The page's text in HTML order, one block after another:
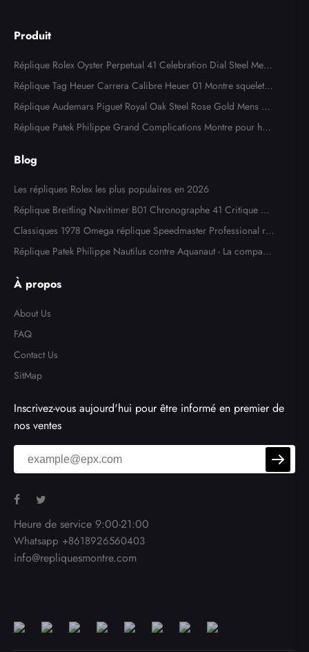
Produit
Réplique Rolex Oyster Perpetual 41 Celebration Dial Steel Mens
Watch 124300
Réplique Tag Heuer Carrera Calibre Heuer 01 Montre squelette
en acier or rose CAR205A
Réplique Audemars Piguet Royal Oak Steel Rose Gold Mens W
atch 15400SR
Réplique Patek Philippe Grand Complications Montre pour ho
Blog
Les répliques Rolex les plus populaires en 2026
Réplique Breitling Navitimer B01 Chronographe 41 Critique de
la montre
Classiques 1978 Omega réplique Speedmaster Professional ré
f. 145,022
Réplique Patek Philippe Nautilus contre Aquanaut - La comparai
À propos
About Us
FAQ
Contact Us
SitMap
Inscrivez-vous aujourd'hui pour être informé en premier de
nos ventes
Heure de service 9:00-21:00
Whatsapp +8618926560403
info@repliquesmontre.com